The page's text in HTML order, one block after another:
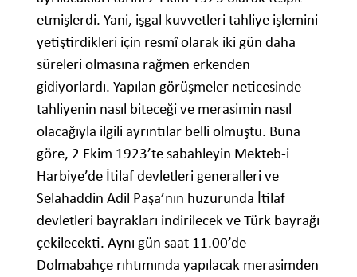
etmişlerdi. Yani, işgal kuvvetleri tahliye işlemini
yetiştirdikleri için resmî olarak iki gün daha
süreleri olmasına rağmen erkenden
gidiyorlardı. Yapılan görüşmeler neticesinde
tahliyenin nasıl biteceği ve merasimin nasıl
olacağıyla ilgili ayrıntılar belli olmuştu. Buna
göre, 2 Ekim 1923’te sabahleyin Mekteb-i
Harbiye’de İtilaf devletleri generalleri ve
Selahaddin Adil Paşa’nın huzurunda İtilaf
devletleri bayrakları indirilecek ve Türk bayrağı
çekilecekti. Aynı gün saat 11.00’de
Dolmabahçe rıhtımında yapılacak merasimden